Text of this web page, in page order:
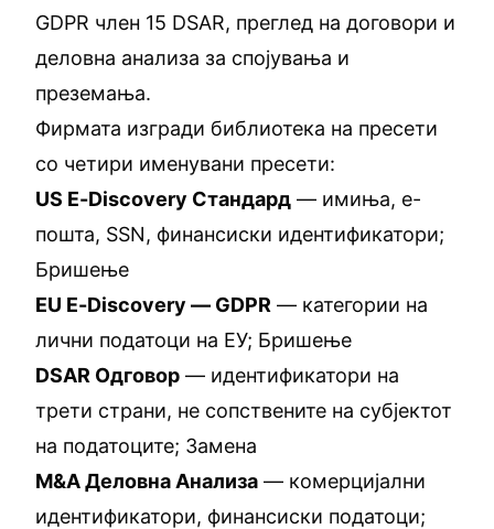
GDPR член 15 DSAR, преглед на договори и
деловна анализа за спојувања и
преземања.
Фирмата изгради библиотека на пресети
со четири именувани пресети:
US E-Discovery Стандард — имиња, е-
пошта, SSN, финансиски идентификатори;
Бришење
EU E-Discovery — GDPR — категории на
лични податоци на ЕУ; Бришење
DSAR Одговор — идентификатори на
трети страни, не сопствените на субјектот
на податоците; Замена
M&A Деловна Анализа — комерцијални
идентификатори, финансиски податоци;